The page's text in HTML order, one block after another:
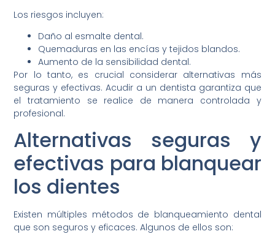
Los riesgos incluyen:
Daño al esmalte dental.
Quemaduras en las encías y tejidos blandos.
Aumento de la sensibilidad dental.
Por lo tanto, es crucial considerar alternativas más
seguras y efectivas. Acudir a un dentista garantiza que
el tratamiento se realice de manera controlada y
profesional.
Alternativas seguras y
efectivas para blanquear
los dientes
Existen múltiples métodos de blanqueamiento dental
que son seguros y eficaces. Algunos de ellos son: